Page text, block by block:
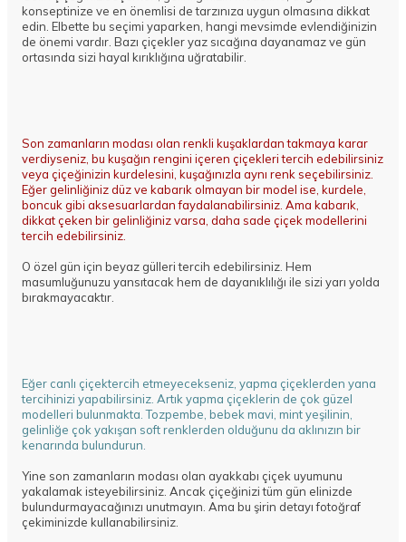
konseptinize ve en önemlisi de tarzınıza uygun olmasına dikkat
edin. Elbette bu seçimi yaparken, hangi mevsimde evlendiğinizin
de önemi vardır. Bazı çiçekler yaz sıcağına dayanamaz ve gün
ortasında sizi hayal kırıklığına uğratabilir.
Son zamanların modası olan renkli kuşaklardan takmaya karar
verdiyseniz, bu kuşağın rengini içeren çiçekleri tercih edebilirsiniz
veya çiçeğinizin kurdelesini, kuşağınızla aynı renk seçebilirsiniz.
Eğer gelinliğiniz düz ve kabarık olmayan bir model ise, kurdele,
boncuk gibi aksesuarlardan faydalanabilirsiniz. Ama kabarık,
dikkat çeken bir gelinliğiniz varsa, daha sade çiçek modellerini
tercih edebilirsiniz.
O özel gün için beyaz gülleri tercih edebilirsiniz. Hem
masumluğunuzu yansıtacak hem de dayanıklılığı ile sizi yarı yolda
bırakmayacaktır.
Eğer canlı çiçektercih etmeyecekseniz, yapma çiçeklerden yana
tercihinizi yapabilirsiniz. Artık yapma çiçeklerin de çok güzel
modelleri bulunmakta. Tozpembe, bebek mavi, mint yeşilinin,
gelinliğe çok yakışan soft renklerden olduğunu da aklınızın bir
kenarında bulundurun.
Yine son zamanların modası olan ayakkabı çiçek uyumunu
yakalamak isteyebilirsiniz. Ancak çiçeğinizi tüm gün elinizde
bulundurmayacağınızı unutmayın. Ama bu şirin detayı fotoğraf
çekiminizde kullanabilirsiniz.